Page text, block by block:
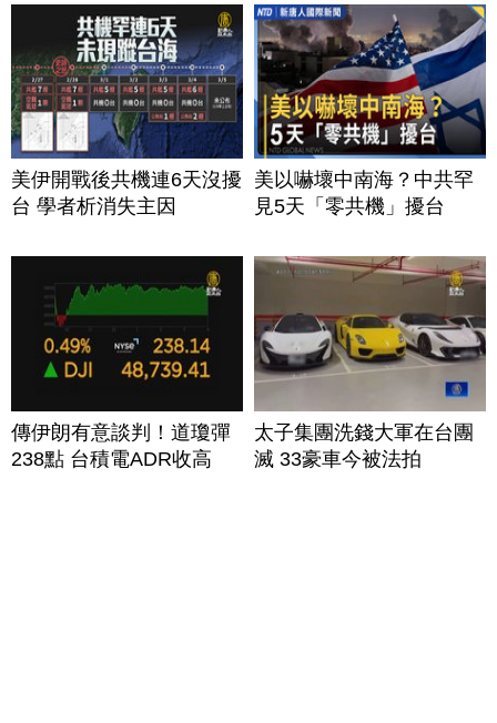
美伊開戰後共機連6天沒擾
台 學者析消失主因
美以嚇壞中南海？中共罕
見5天「零共機」擾台
傳伊朗有意談判！道瓊彈
238點 台積電ADR收高
太子集團洗錢大軍在台團
滅 33豪車今被法拍